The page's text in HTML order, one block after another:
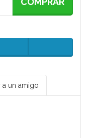
a un amigo